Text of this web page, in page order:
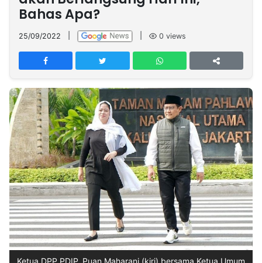
Network
PT
TREETAN
INDONESIA
Partner
Insight
NTB
Suara
Time
Lens
IDN
Daily
Jogja
Jalan
Rakyat
Idealita
News
Kita
Notice
Dinamikapost.com
Radar
Baru
Seedbacklink
Follow
Kabarbaru
Bahas Apa?
25/09/2022 0 views